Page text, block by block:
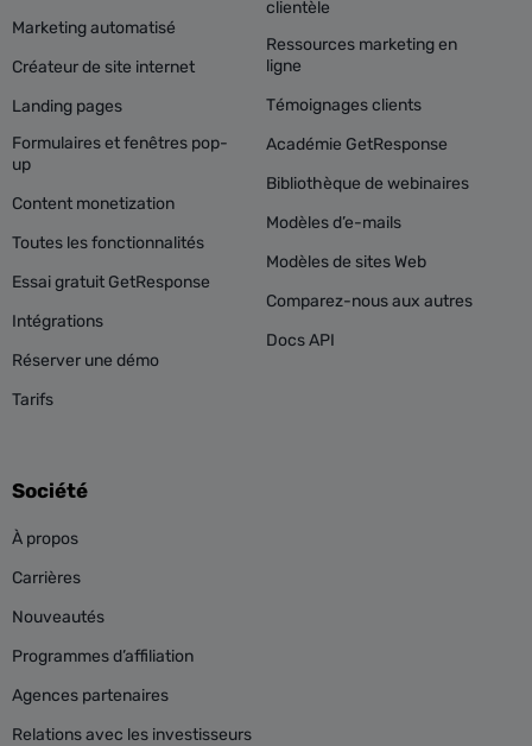
Marketing automatisé
Créateur de site internet
Landing pages
Formulaires et fenêtres pop-
up
Content monetization
Toutes les fonctionnalités
Essai gratuit GetResponse
Intégrations
Réserver une démo
Tarifs
clientèle
Ressources marketing en
ligne
Témoignages clients
Académie GetResponse
Bibliothèque de webinaires
Modèles d’e-mails
Modèles de sites Web
Comparez-nous aux autres
Docs API
Société
À propos
Carrières
Nouveautés
Programmes d’affiliation
Agences partenaires
Relations avec les investisseurs